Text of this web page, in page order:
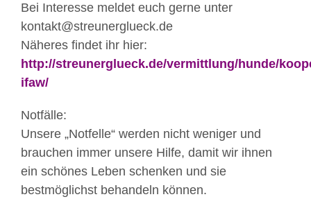
Bei Interesse meldet euch gerne unter
kontakt@streunerglueck.de
Näheres findet ihr hier:
http://streunerglueck.de/vermittlung/hunde/
ifaw/
Notfälle:
Unsere „Notfelle“ werden nicht weniger und
brauchen immer unsere Hilfe, damit wir ihnen
ein schönes Leben schenken und sie
bestmöglichst behandeln können.